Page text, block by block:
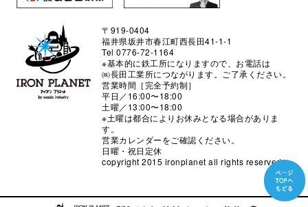
〒919-0404
福井県坂井市春江町西長田41-1-1
Tel 0776-72-1164
※基本的に鉄工所になりますので、お電話は
㈱長田工業所につながります。ご了承ください。
営業時間［完全予約制］
平日／16:00〜18:00
土曜／13:00〜18:00
※土曜は都合によりお休みとなる場合がありま
す。
営業カレンダーをご確認ください。
日曜・祝日定休
copyright 2015 ironplanet all rights reserved